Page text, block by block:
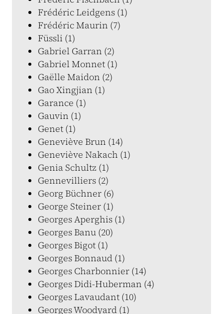
Frédéric Leidgens (1)
Frédéric Maurin (7)
Füssli (1)
Gabriel Garran (2)
Gabriel Monnet (1)
Gaëlle Maidon (2)
Gao Xingjian (1)
Garance (1)
Gauvin (1)
Genet (1)
Geneviève Brun (14)
Geneviève Nakach (1)
Genia Schultz (1)
Gennevilliers (2)
Georg Büchner (6)
George Steiner (1)
Georges Aperghis (1)
Georges Banu (20)
Georges Bigot (1)
Georges Bonnaud (1)
Georges Charbonnier (14)
Georges Didi-Huberman (4)
Georges Lavaudant (10)
Georges Woodyard (1)